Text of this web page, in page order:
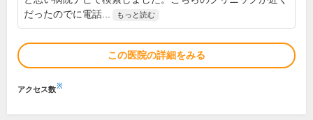
だったのでに電話...
もっと読む
この医院の詳細をみる
アクセス数※